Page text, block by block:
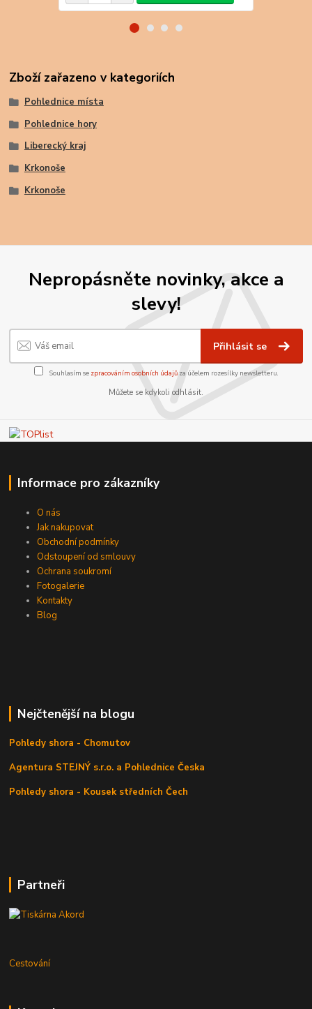
Zboží zařazeno v kategoriích
Pohlednice místa
Pohlednice hory
Liberecký kraj
Krkonoše
Krkonoše
Nepropásněte novinky, akce a
slevy!
Přihlásit se
Souhlasím se zpracováním osobních údajůza účelem rozesílky newsletteru.
Můžete se kdykoli odhlásit.
Informace pro zákazníky
O nás
Jak nakupovat
Obchodní podmínky
Odstoupení od smlouvy
Ochrana soukromí
Fotogalerie
Kontakty
Blog
Nejčtenější na blogu
Pohledy shora - Chomutov
Agentura STEJNÝ s.r.o. a Pohlednice Česka
Pohledy shora - Kousek středních Čech
Partneři
Cestování